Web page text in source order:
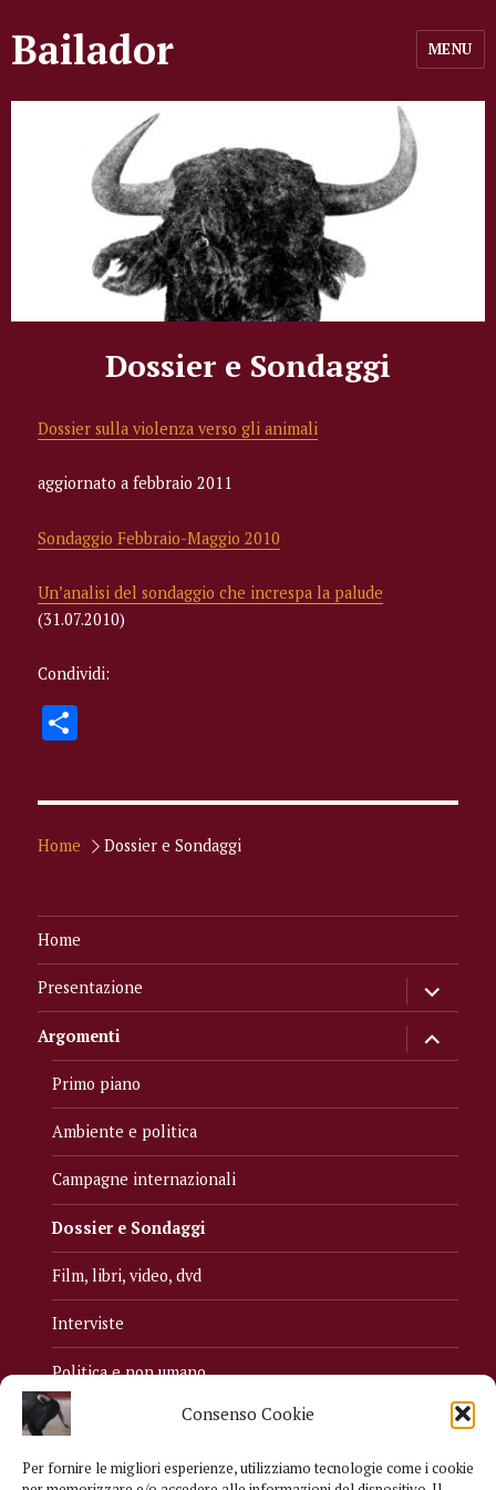
Consenso Cookie
Per fornire le migliori esperienze, utilizziamo tecnologie come i cookie
Bailador MENU
Dossier e Sondaggi
Dossier sulla violenza verso gli animali
aggiornato a febbraio 2011
Sondaggio Febbraio-Maggio 2010
Un’analisi del sondaggio che increspa la palude
(31.07.2010)
Condividi:
n
di
vi
Home Dossier e Sondaggi
Home
Presentazione apri
menu
child
Argomenti apri
menu
Primo piano
Ambiente e politica
Campagne internazionali
Dossier e Sondaggi
Film, libri, video, dvd
Interviste
Politica e non umano
Religioni e non umano
Verso un movimento